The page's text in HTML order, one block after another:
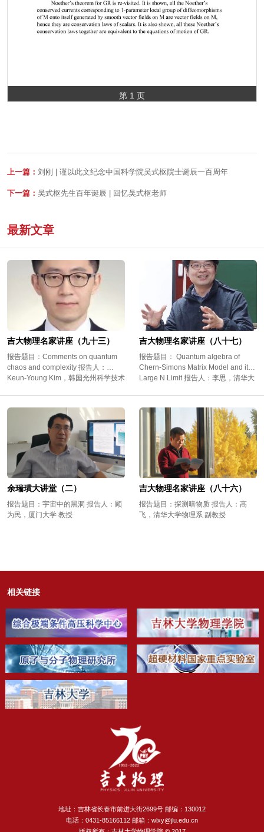
第 1 页
第 3 页
上一篇： 刘刚 | 谨以此文纪念中国科学院吴式枢院士诞辰一百周年
下一篇： 吴式枢先生百年诞辰 | 回忆吴式枢老师
最新文章
吉大物理名家讲座（九十三）
报告题目：Comments on quantum
chaos and complexity 报告人：
Keun-Young Kim，韩国光州科学技术
吉大物理名家讲座（八十七）
报告题目： Quantum algebra of
Chern-Simons Matrix Model and its
Large N Limit 报告人：李思，清华大
余瑞璜大讲堂（二）
报告题目：宇宙中的黑洞 报告人：顾
为民，厦门大学 教授
吉大物理名家讲座（八十六）
报告题目：探测暗物质 报告人：高
飞，清华大学物理系 副教授
相关链接
地址：吉林省长春市前进大街2699号 邮编：130012
电话：0431-85166112 邮箱：wlxy@jlu.edu.cn